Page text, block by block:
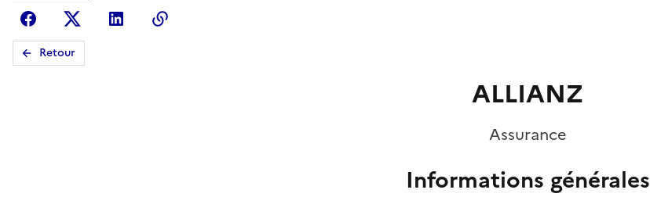
FacebookX (anciennement Twitter)
Linkedin
Retour
ALLIANZ
Assurance
Informations générales